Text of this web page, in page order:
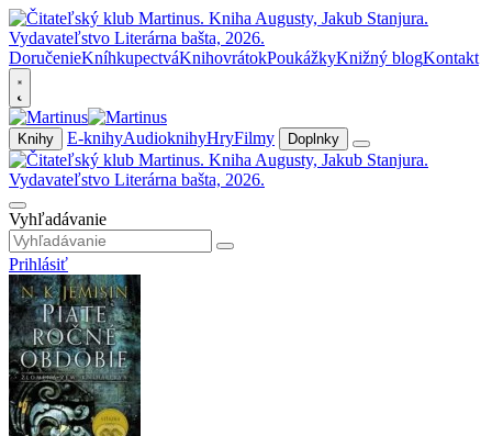
DoručenieKníhkupectváKnihovrátokPoukážkyKnižný blogKontakt
Knihy E-knihyAudioknihyHryFilmy Doplnky
Vyhľadávanie
Prihlásiť